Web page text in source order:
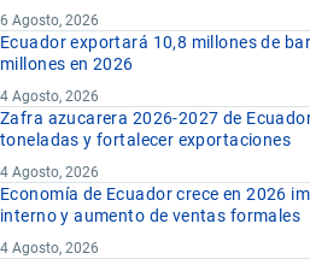
6 Agosto, 2026
Ecuador exportará 10,8 millones de
millones en 2026
4 Agosto, 2026
Zafra azucarera 2026-2027 de
toneladas y fortalecer exportaciones
4 Agosto, 2026
Economía de Ecuador crece en 2026
interno y aumento de ventas formales
4 Agosto, 2026